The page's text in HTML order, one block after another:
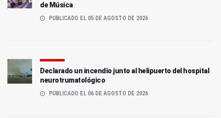
de Música
PUBLICADO EL 05 DE AGOSTO DE 2026
Declarado un incendio junto al helipuerto del hospital
neurotrumatológico
PUBLICADO EL 06 DE AGOSTO DE 2026